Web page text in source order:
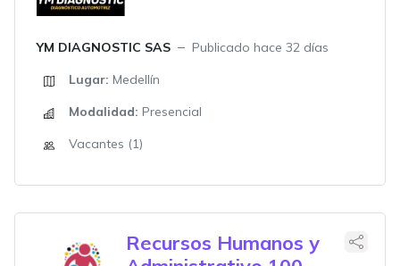
YM DIAGNOSTIC SAS
Publicado hace 32 días
Lugar: Medellín
Modalidad: Presencial
Vacantes (1)
Recursos Humanos y